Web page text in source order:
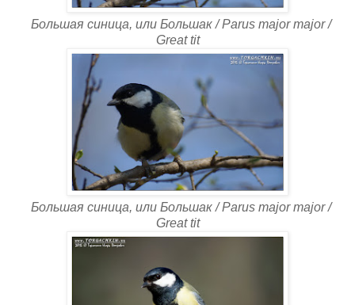
Большая синица, или Большак / Parus major major /
Great tit
Большая синица, или Большак / Parus major major /
Great tit